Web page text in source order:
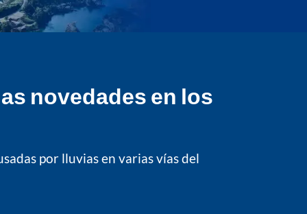
novedades en los
por lluvias en varias vías del